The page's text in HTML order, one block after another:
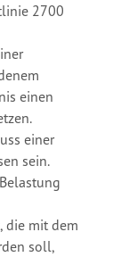
2700
einen
einer
sein.
, die mit dem
soll,